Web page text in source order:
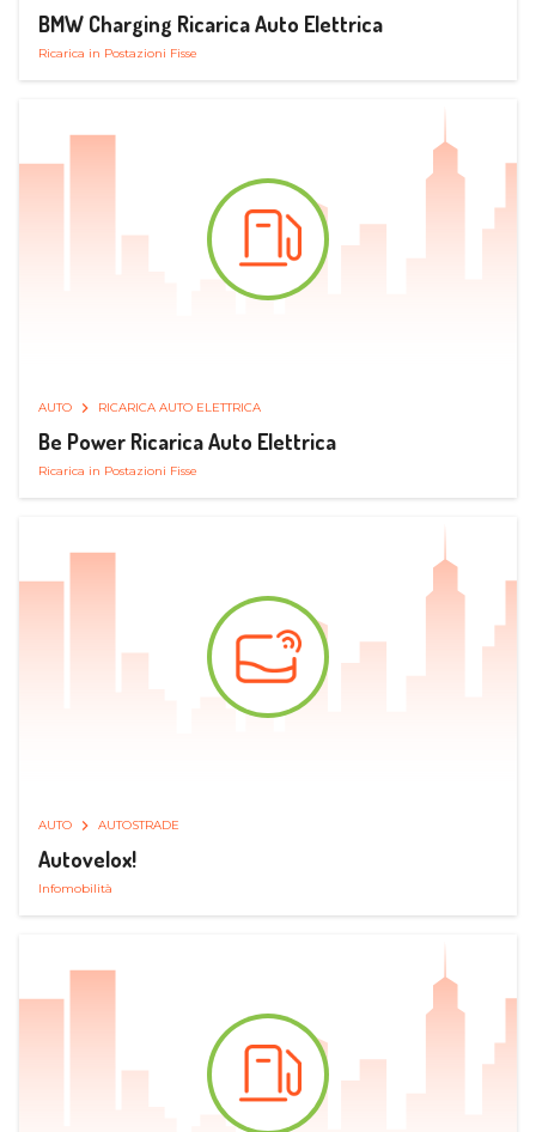
BMW Charging Ricarica Auto Elettrica
Ricarica in Postazioni Fisse
AUTO RICARICA AUTO ELETTRICA
Be Power Ricarica Auto Elettrica
Ricarica in Postazioni Fisse
AUTO AUTOSTRADE
Autovelox!
Infomobilità